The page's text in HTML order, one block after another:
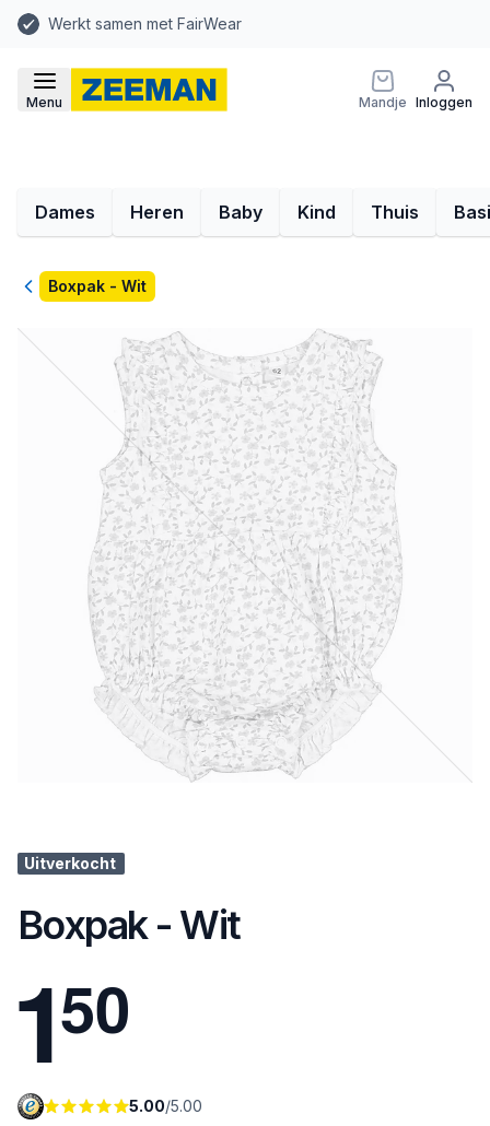
Werkt samen met FairWear
Menu Mandje Inloggen
Dames Heren Baby Kind Thuis
TerugBoxpak - Wit
Uitverkocht
Boxpak - Wit
150
5.00/5.00